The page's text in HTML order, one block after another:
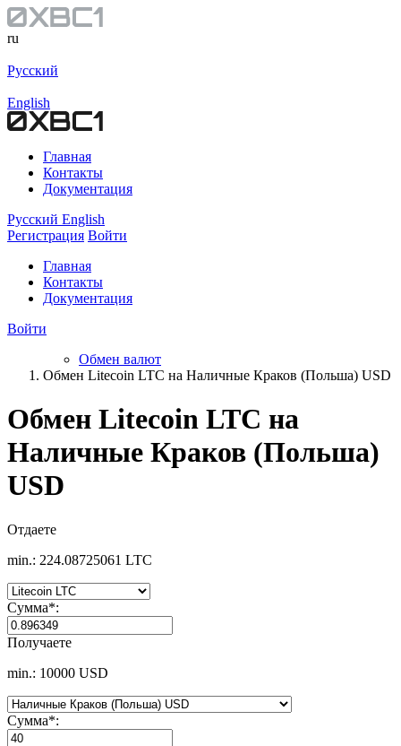
ru
Русский
English
Главная
Контакты
Документация
Русский English
Регистрация Войти
Главная
Контакты
Документация
Войти
Обмен валют
Обмен Litecoin LTC на Наличные Краков (Польша) USD
Обмен Litecoin LTC на
Наличные Краков (Польша)
USD
Отдаете
min.: 224.08725061 LTC
Сумма*:
Получаете
min.: 10000 USD
Сумма*: